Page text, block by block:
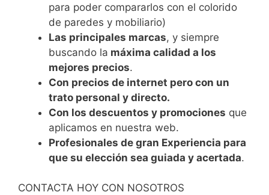
para poder compararlos con el colorido
de paredes y mobiliario)
Las principales marcas, y siempre
buscando la máxima calidad a los
mejores precios.
Con precios de internet pero con un
trato personal y directo.
Con los descuentos y promociones que
aplicamos en nuestra web.
Profesionales de gran Experiencia para
que su elección sea guiada y acertada.
CONTACTA HOY CON NOSOTROS